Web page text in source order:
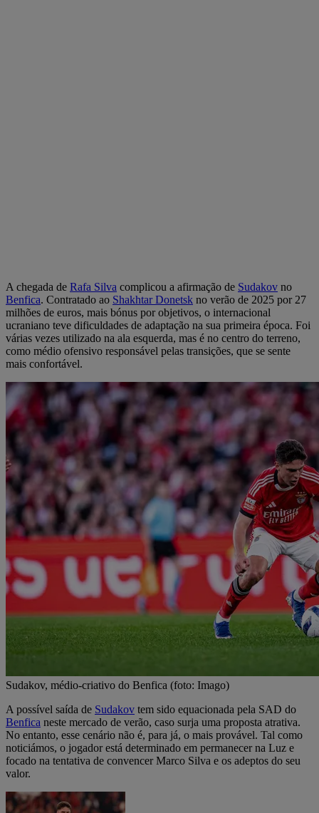
A chegada de Rafa Silva complicou a afirmação de Sudakov no
Benfica. Contratado ao Shakhtar Donetsk no verão de 2025 por 27
milhões de euros, mais bónus por objetivos, o internacional
ucraniano teve dificuldades de adaptação na sua primeira época. Foi
várias vezes utilizado na ala esquerda, mas é no centro do terreno,
como médio ofensivo responsável pelas transições, que se sente
mais confortável.
Sudakov, médio-criativo do Benfica (foto: Imago)
A possível saída de Sudakov tem sido equacionada pela SAD do
Benfica neste mercado de verão, caso surja uma proposta atrativa.
No entanto, esse cenário não é, para já, o mais provável. Tal como
noticiámos, o jogador está determinado em permanecer na Luz e
focado na tentativa de convencer Marco Silva e os adeptos do seu
valor.